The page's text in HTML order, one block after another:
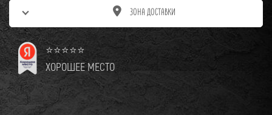
ЗОНА ДОСТАВКИ
⭐⭐⭐⭐⭐
ХОРОШЕЕ МЕСТО